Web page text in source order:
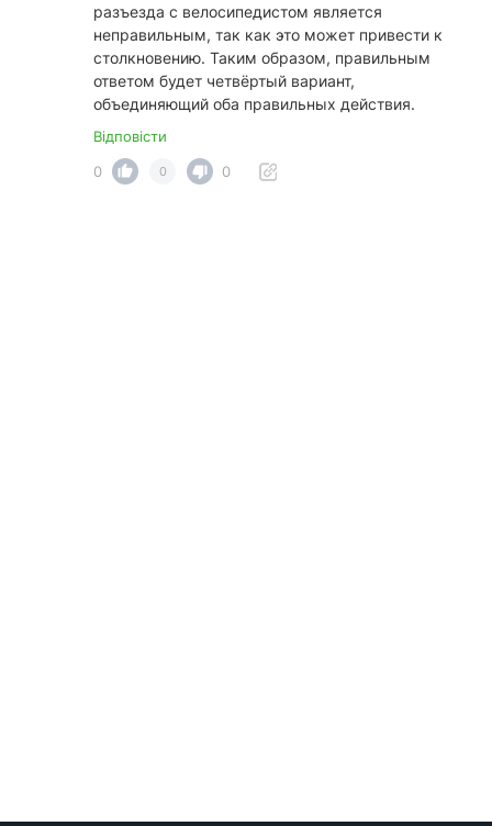
разъезда с велосипедистом является
неправильным, так как это может привести к
столкновению. Таким образом, правильным
ответом будет четвёртый вариант,
объединяющий оба правильных действия.
Відповісти
0
0 0